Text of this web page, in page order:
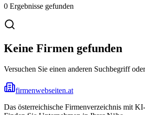
0 Ergebnisse gefunden
Keine Firmen gefunden
Versuchen Sie einen anderen Suchbegriff
firmenwebseiten.at
Das österreichische Firmenverzeichnis mit